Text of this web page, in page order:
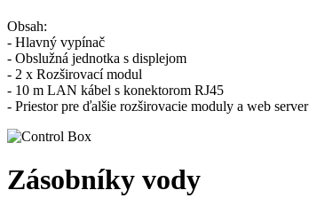
Obsah:
- Hlavný vypínač
- Obslužná jednotka s displejom
- 2 x Rozširovací modul
- 10 m LAN kábel s konektorom RJ45
- Priestor pre ďalšie rozširovacie moduly a web server
Zásobníky vody